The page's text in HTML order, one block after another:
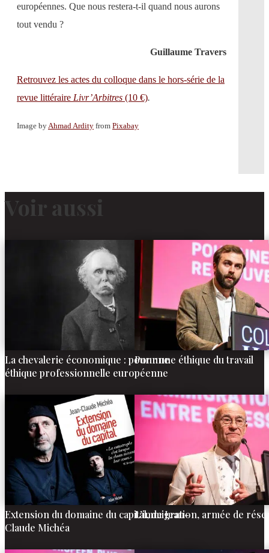
européennes. Que nous restera-t-il quand nous aurons
tout vendu ?
Guillaume Travers
Retrouvez les actes du colloque dans le hors-série de la
revue littéraire Livr’Arbitres (10 €).
Image by Ahmad Ardity from Pixabay
Voir aussi
La chevalerie économique : pour une
éthique professionnelle européenne
Pour une éthique du travail
Extension du domaine du capital, de Jean-
Claude Michéa
L’immigration, armée de